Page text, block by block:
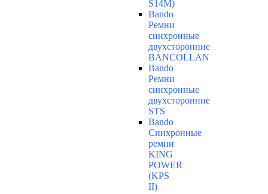
S14М)
Bando
Ремни
синхронные
двухсторонние
BANCOLLAN
Bando
Ремни
синхронные
двухсторонние
STS
Bando
Синхронные
ремни
KING
POWER
(KPS
II)